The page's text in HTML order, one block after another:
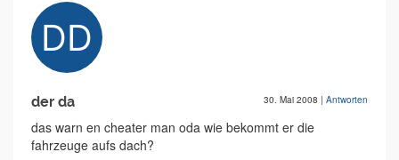
der da 30. Mai 2008 | Antworten
das warn en cheater man oda wie bekommt er die
fahrzeuge aufs dach?